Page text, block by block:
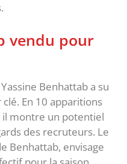
vendu pour
Benhattab a su
En 10 apparitions
il montre un potentiel
des recruteurs. Le
Benhattab, envisage